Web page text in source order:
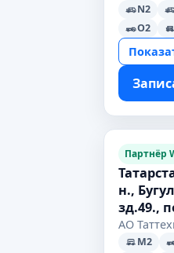
N2
O2
Партнёр
н.,
зд.49.,
АО
M2